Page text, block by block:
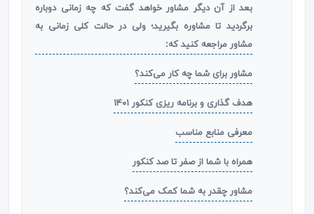
بعد از آن دیگر مشاور خواهد گفت که چه زمانی دوباره
برگردید تا مشاوره بگیرید؛ ولی در حالت کلی زمانی به
مشاور مراجعه کنید که:
مشاور برای شما چه کار می‌کند؟
هدف گذاری و برنامه ریزی کنکور ۱۴۰۱
معرفی منابع مناسب
همراه با شما از صفر تا صد کنکور
مشاور چقدر به شما کمک می‌کند؟